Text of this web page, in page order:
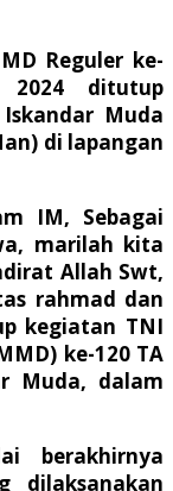
Reguler ke-
2024 ditutup
Muda
di lapangan
IM, Sebagai
marilah kita
Allah Swt,
rahmad dan
kegiatan TNI
ke-120 TA
Muda, dalam
berakhirnya
dilaksanakan